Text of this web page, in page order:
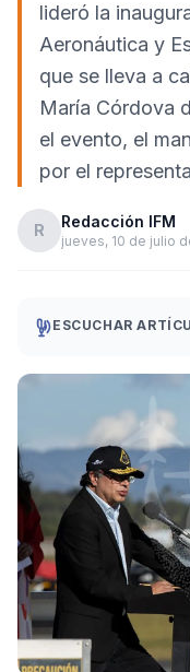
lideró la
Aeronáutica y
que se lleva a
María Córdova
el evento, el
por el
R Redacción IFM
jueves, 10 de julio
ESCUCHAR